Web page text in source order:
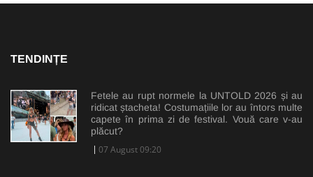
TENDINȚE
Fetele au rupt normele la UNTOLD 2026 și au
ridicat ștacheta! Costumațiile lor au întors multe
capete în prima zi de festival. Vouă care v-au
plăcut?
07 August 09:20